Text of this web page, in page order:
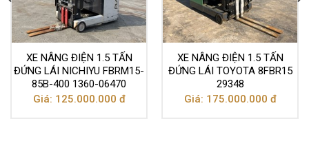
XE NÂNG ĐIỆN 1.5 TẤN
ĐỨNG LÁI NICHIYU FBRM15-
85B-400 1360-06470
Giá: 125.000.000 đ
XE NÂNG ĐIỆN 1.5 TẤN
ĐỨNG LÁI TOYOTA 8FBR15
29348
Giá: 175.000.000 đ